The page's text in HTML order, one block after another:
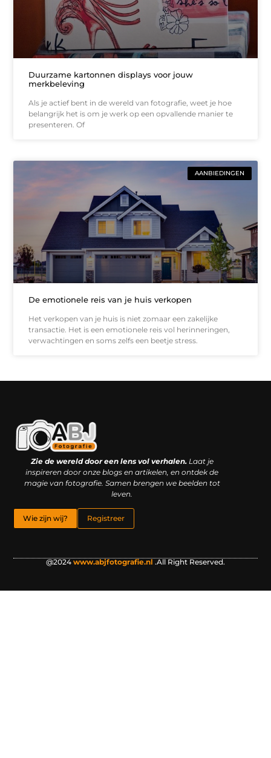
Duurzame kartonnen displays voor jouw
merkbeleving
Als je actief bent in de wereld van fotografie, weet je hoe
belangrijk het is om je werk op een opvallende manier te
presenteren. Of
AANBIEDINGEN
De emotionele reis van je huis verkopen
Het verkopen van je huis is niet zomaar een zakelijke
transactie. Het is een emotionele reis vol herinneringen,
verwachtingen en soms zelfs een beetje stress.
Zie de wereld door een lens vol verhalen.Laat je
inspireren door onze blogs en artikelen, en ontdek de
magie van fotografie. Samen brengen we beelden tot
leven.
Wie zijn wij? Registreer
@2024 www.abjfotografie.nl .All Right Reserved.